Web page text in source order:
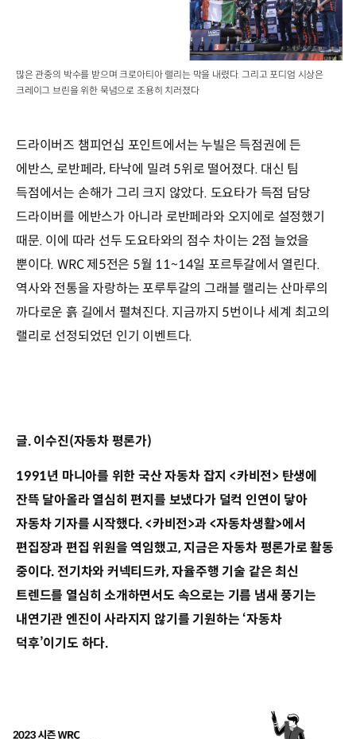
많은 관중의 박수를 받으며 크로아티아 랠리는 막을 내렸다. 그리고 포디엄 시상은
크레이그 브린을 위한 묵념으로 조용히 치러졌다
드라이버즈 챔피언십 포인트에서는 누빌은 득점권에 든
에반스, 로반페라, 타낙에 밀려 5위로 떨어졌다. 대신 팀
득점에서는 손해가 그리 크지 않았다. 도요타가 득점 담당
드라이버를 에반스가 아니라 로반페라와 오지에로 설정했기
때문. 이에 따라 선두 도요타와의 점수 차이는 2점 늘었을
뿐이다. WRC 제5전은 5월 11~14일 포르투갈에서 열린다.
역사와 전통을 자랑하는 포루투갈의 그래블 랠리는 산마루의
까다로운 흙 길에서 펼쳐진다. 지금까지 5번이나 세계 최고의
랠리로 선정되었던 인기 이벤트다.
글. 이수진(자동차 평론가)
1991년 마니아를 위한 국산 자동차 잡지 <카비전> 탄생에
잔뜩 달아올라 열심히 편지를 보냈다가 덜컥 인연이 닿아
자동차 기자를 시작했다. <카비전>과 <자동차생활>에서
편집장과 편집 위원을 역임했고, 지금은 자동차 평론가로 활동
중이다. 전기차와 커넥티드카, 자율주행 기술 같은 최신
트렌드를 열심히 소개하면서도 속으로는 기름 냄새 풍기는
내연기관 엔진이 사라지지 않기를 기원하는 ‘자동차
덕후’이기도 하다.